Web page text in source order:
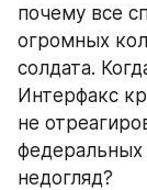
почему все
огромных
солдата.
Интерфакс
не
недогляд?